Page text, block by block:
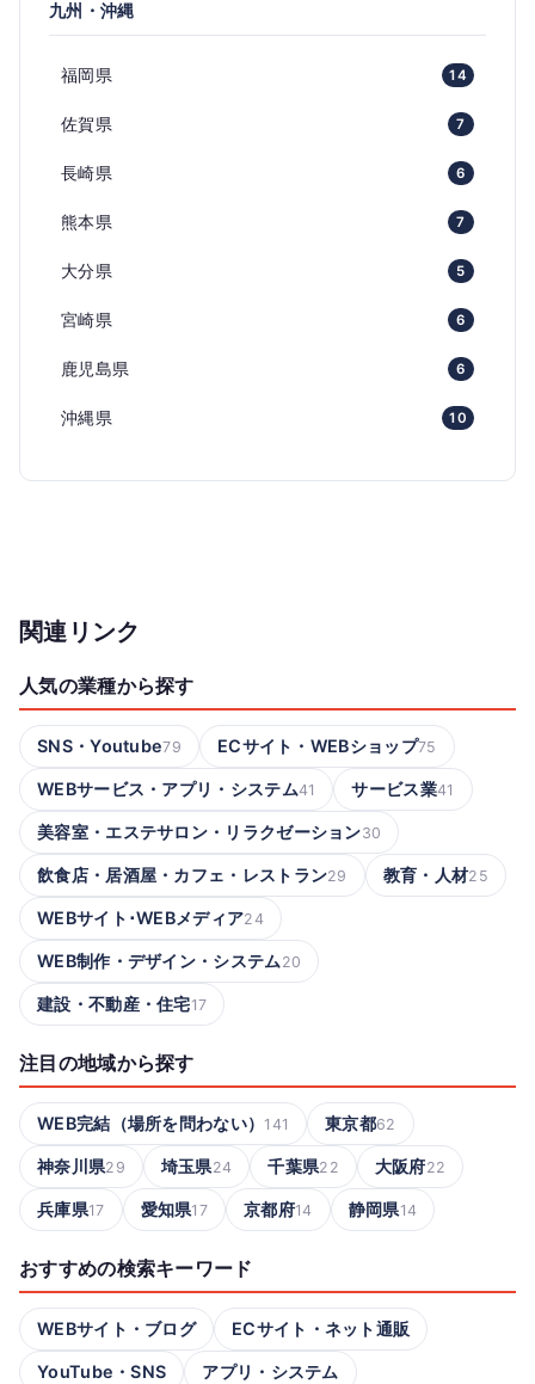
九州・沖縄
福岡県 14
佐賀県 7
長崎県 6
熊本県 7
大分県 5
宮崎県 6
鹿児島県 6
沖縄県 10
関連リンク
人気の業種から探す
SNS・Youtube79 ECサイト・WEBショップ75
WEBサービス・アプリ・システム41 サービス業41
美容室・エステサロン・リラクゼーション30
飲食店・居酒屋・カフェ・レストラン29 教育・人材25
WEBサイト･WEBメディア24
WEB制作・デザイン・システム 20
建設・不動産・住宅17
注目の地域から探す
WEB完結（場所を問わない） 141 東京都62
神奈川県29 埼玉県24 千葉県22 大阪府22
兵庫県17 愛知県17 京都府14 静岡県14
おすすめの検索キーワード
WEBサイト・ブログ ECサイト・ネット通販
YouTube・SNS アプリ・システム